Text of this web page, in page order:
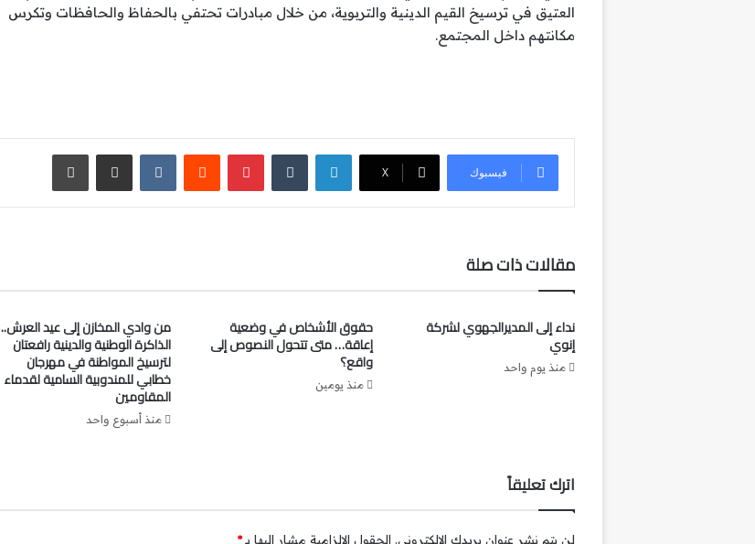
العتيق في ترسيخ القيم الدينية والتربوية، من خلال مبادرات تحتفي بالحفاظ والحافظات وتكرس
مكانتهم داخل المجتمع.
فيسبوك ‫X
لينكدإن بينتيريست
مقالات ذات صلة
نداء إلى المديرالجهوي لشركة
إنوي
منذ يوم واحد
حقوق الأشخاص في وضعية
إعاقة… متى تتحول النصوص إلى
واقع؟
منذ يومين
من وادي المخازن إلى عيد العرش..
الذاكرة الوطنية والدينية رافعتان
لترسيخ المواطنة في مهرجان
خطابي للمندوبية السامية لقدماء
المقاومين
منذ أسبوع واحد
اترك تعليقاً
لن يتم نشر عنوان بريدك الإلكتروني. الحقول الإلزامية مشار إليها بـ*